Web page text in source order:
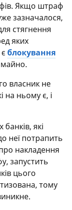
Якщо штраф
зазначалося,
стягнення
яких
блокування
власник не
ньому є, і
які
неї потрапить
накладення
запустить
цього
тому